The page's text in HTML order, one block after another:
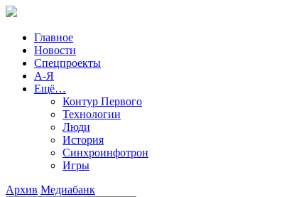
Главное
Новости
Спецпроекты
А-Я
Ещё…
Контур Первого
Технологии
Люди
История
Синхроинфотрон
Игры
Архив Медиабанк